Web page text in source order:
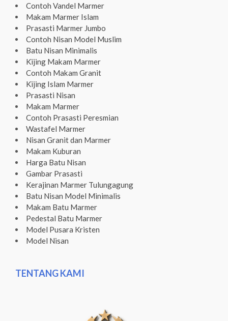
Contoh Vandel Marmer
Makam Marmer Islam
Prasasti Marmer Jumbo
Contoh Nisan Model Muslim
Batu Nisan Minimalis
Kijing Makam Marmer
Contoh Makam Granit
Kijing Islam Marmer
Prasasti Nisan
Makam Marmer
Contoh Prasasti Peresmian
Wastafel Marmer
Nisan Granit dan Marmer
Makam Kuburan
Harga Batu Nisan
Gambar Prasasti
Kerajinan Marmer Tulungagung
Batu Nisan Model Minimalis
Makam Batu Marmer
Pedestal Batu Marmer
Model Pusara Kristen
Model Nisan
TENTANG KAMI